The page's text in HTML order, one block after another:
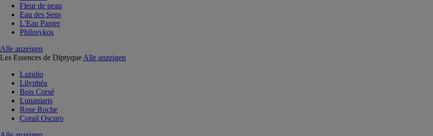
Fleur de peau
Eau des Sens
L'Eau Papier
Philosykos
Alle anzeigen
Les Essences de Diptyque Alle anzeigen
Lazulio
Lilyphéa
Bois Corsé
Lunamaris
Rose Roche
Corail Oscuro